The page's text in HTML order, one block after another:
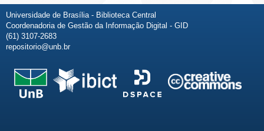
Universidade de Brasília - Biblioteca Central
Coordenadoria de Gestão da Informação Digital - GID
(61) 3107-2683
repositorio@unb.br